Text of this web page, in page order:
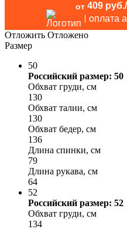
от 409
оплата
Отложить Отложено
Размер
50
Российский размер: 50
Обхват груди, см
130
Обхват талии, см
130
Обхват бедер, см
136
Длина спинки, см
79
Длина рукава, см
64
52
Российский размер: 52
Обхват груди, см
134